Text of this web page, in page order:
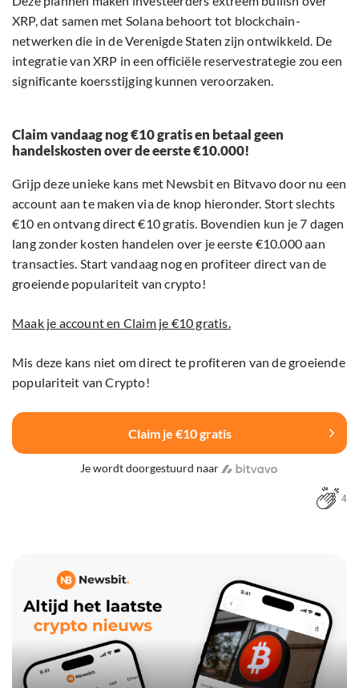
XRP, dat samen met Solana behoort tot blockchain-
netwerken die in de Verenigde Staten zijn ontwikkeld. De
integratie van XRP in een officiële reservestrategie zou een
significante koersstijging kunnen veroorzaken.
Claim vandaag nog €10 gratis en betaal geen
handelskosten over de eerste €10.000!
Grijp deze unieke kans met Newsbit en Bitvavo door nu een
account aan te maken via de knop hieronder. Stort slechts
€10 en ontvang direct €10 gratis. Bovendien kun je 7 dagen
lang zonder kosten handelen over je eerste €10.000 aan
transacties. Start vandaag nog en profiteer direct van de
groeiende populariteit van crypto!
Maak je account en Claim je €10 gratis.
Mis deze kans niet om direct te profiteren van de groeiende
populariteit van Crypto!
Claim je €10 gratis
Je wordt doorgestuurd naar
4